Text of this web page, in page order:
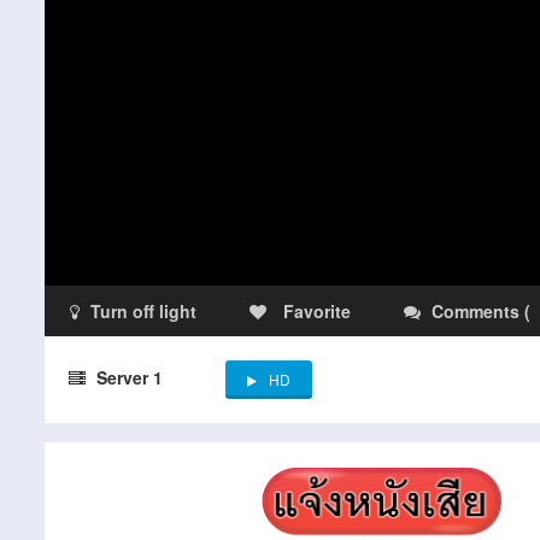
Turn off light Favorite Comments (
Server 1 HD